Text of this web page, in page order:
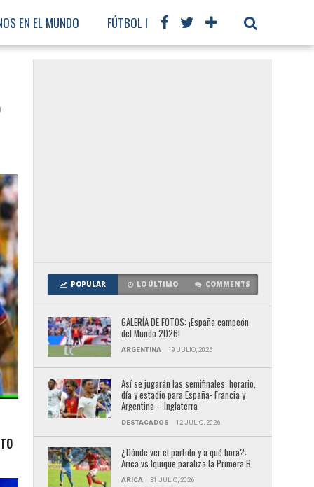
EN EL MUNDO FÚTBOL INTERNACIONAL
POPULAR LO ÚLTIMO COMMENTS
GALERÍA DE FOTOS: ¡España campeón
del Mundo 2026!
ARGENTINA 19 JULIO, 2026
Así se jugarán las semifinales: horario,
día y estadio para España- Francia y
Argentina – Inglaterra
DESTACADOS 12 JULIO, 2026
¿Dónde ver el partido y a qué hora?:
Arica vs Iquique paraliza la Primera B
ARICA 31 JULIO, 2026